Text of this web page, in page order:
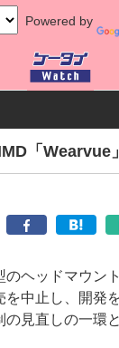
Powered by
向 その他
「Wearvue
ヘッドマウン
を中止し、開発
見直しの一環と